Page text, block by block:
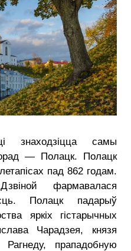
знаходзіцца самы
— Полацк. Полацк
пад 862 годам.
фармавалася
Полацк падарыў
яркіх гістарычных
Чарадзея, князя
прападобную